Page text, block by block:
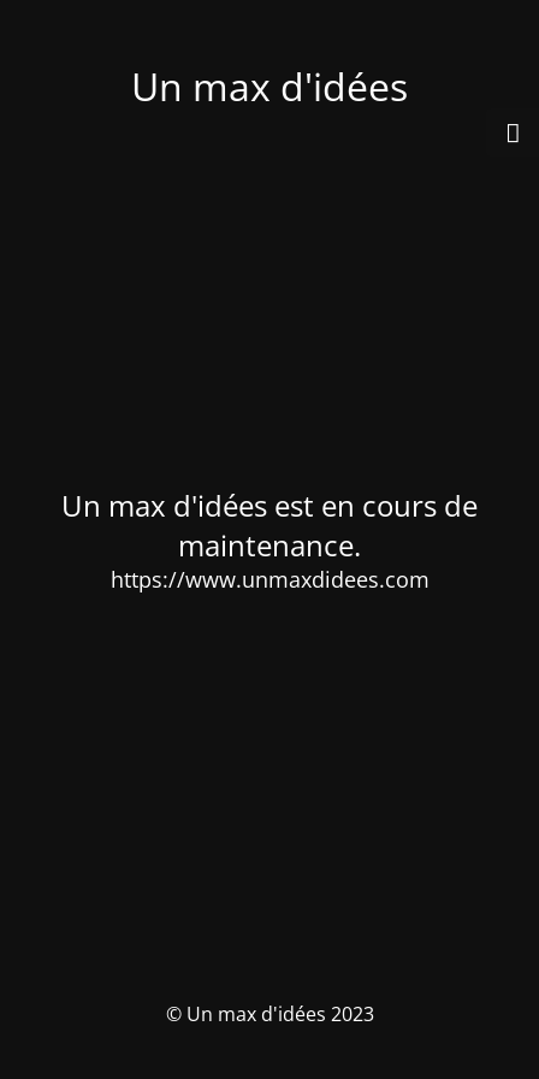
Un max d'idées
Un max d'idées est en cours de
maintenance.
https://www.unmaxdidees.com
© Un max d'idées 2023